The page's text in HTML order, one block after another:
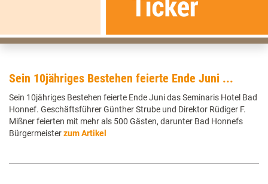
Sein 10jähriges Bestehen feierte Ende Juni ...
Sein 10jähriges Bestehen feierte Ende Juni das Seminaris Hotel Bad
Honnef. Geschäftsführer Günther Strube und Direktor Rüdiger F.
Mißner feierten mit mehr als 500 Gästen, darunter Bad Honnefs
Bürgermeisterzum Artikel